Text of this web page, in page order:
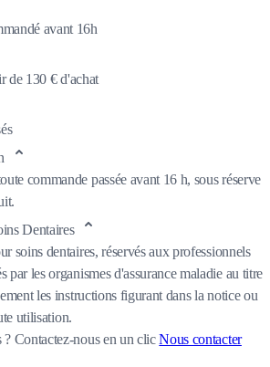
avant 16h
de 130 € d'achat
commande passée avant 16 h, sous réserve
Dentaires
soins dentaires, réservés aux professionnels
par les organismes d'assurance maladie au titre
les instructions figurant dans la notice ou
utilisation.
? Contactez-nous en un clicNous contacter